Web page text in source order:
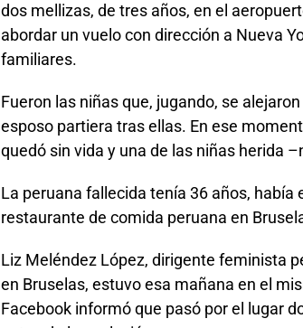
dos mellizas, de tres años, en el
abordar un vuelo con dirección a Nueva
familiares.
Fueron las niñas que, jugando, se
esposo partiera tras ellas. En ese
quedó sin vida y una de las niñas herida
La peruana fallecida tenía 36 años, había
restaurante de comida peruana en
Liz Meléndez López, dirigente feminista
en Bruselas, estuvo esa mañana en el
Facebook informó que pasó por el lugar